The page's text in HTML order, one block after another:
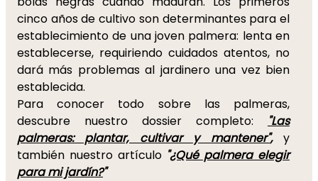
cinco años de cultivo son determinantes para el
establecimiento de una joven palmera: lenta en
establecerse, requiriendo cuidados atentos, no
dará más problemas al jardinero una vez bien
establecida.
Para conocer todo sobre las palmeras,
descubre nuestro dossier completo:
"Las
palmeras: plantar, cultivar y mantener",y
también nuestro artículo "¿Qué palmera elegir
para mi jardín?"